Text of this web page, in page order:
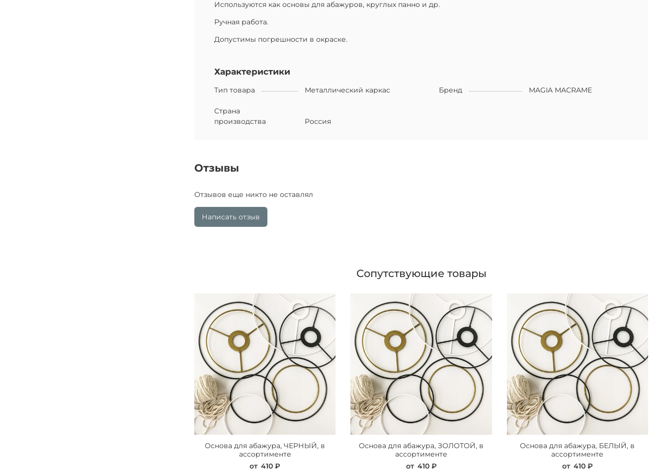
Используются как основы для абажуров, круглых панно и др.
Ручная работа.
Допустимы погрешности в окраске.
Характеристики
Тип товара Металлический каркас Бренд MAGIA MACRAME
Страна
производства
Россия
Отзывы
Отзывов еще никто не оставлял
Написать отзыв
Сопутствующие товары
Основа для абажура, ЧЕРНЫЙ, в
ассортименте
от 410 ₽
Основа для абажура, ЗОЛОТОЙ, в
ассортименте
от 410 ₽
Основа для абажура, БЕЛЫЙ, в
ассортименте
от 410 ₽